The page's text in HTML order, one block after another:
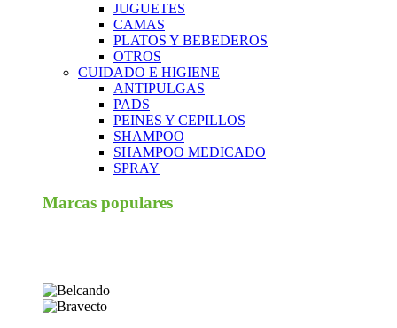
JUGUETES
CAMAS
PLATOS Y BEBEDEROS
OTROS
CUIDADO E HIGIENE
ANTIPULGAS
PADS
PEINES Y CEPILLOS
SHAMPOO
SHAMPOO MEDICADO
SPRAY
Marcas populares